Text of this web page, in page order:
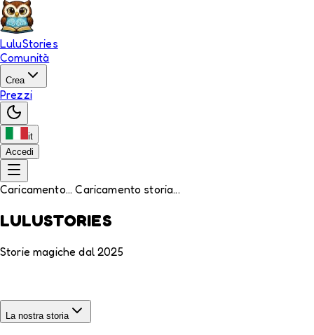
LuluStories
Comunità
Crea
Prezzi
it
Accedi
Caricamento... Caricamento storia...
LULUSTORIES
Storie magiche dal 2025
La nostra storia